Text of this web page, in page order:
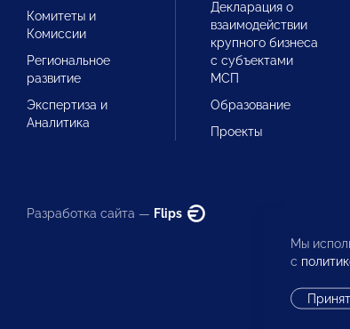
Комитеты и
Комиссии
Региональное
развитие
Экспертиза и
Аналитика
Декларация о
взаимодействии
крупного бизнеса
с субъектами
МСП
Образование
Проекты
Разработка сайта — Flips
Мы
с